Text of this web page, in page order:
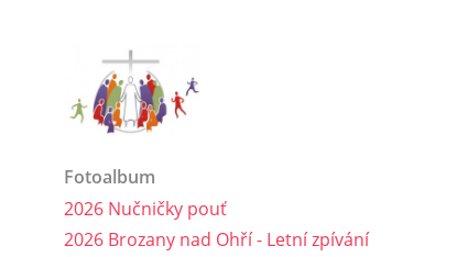
Fotoalbum
2026 Nučničky pouť
2026 Brozany nad Ohří - Letní zpívání